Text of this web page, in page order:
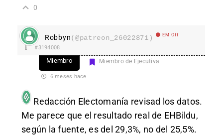
0
Robbyn(@patreon_26022871) EM Off
#3194008
Miembro Miembro de Ejecutiva
6 meses hace
Redacción Electomanía revisad los datos.
Me parece que el resultado real de EHBildu,
según la fuente, es del 29,3%, no del 25,5%.